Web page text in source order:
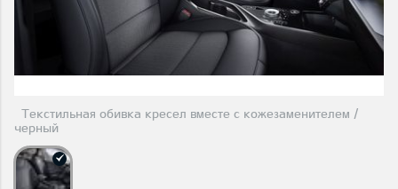
Текстильная обивка кресел вместе с кожезаменителем /
черный